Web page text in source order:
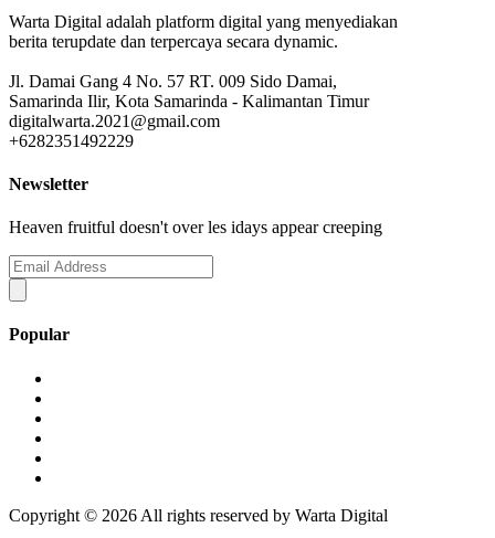
Warta Digital adalah platform digital yang menyediakan
berita terupdate dan terpercaya secara dynamic.
Jl. Damai Gang 4 No. 57 RT. 009 Sido Damai,
Samarinda Ilir, Kota Samarinda - Kalimantan Timur
digitalwarta.2021@gmail.com
+6282351492229
Newsletter
Heaven fruitful doesn't over les idays appear creeping
Popular
Copyright © 2026 All rights reserved by Warta Digital